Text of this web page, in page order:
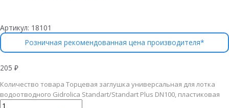
Артикул: 18101
Розничная рекомендованная цена производителя*
205 ₽
Количество товара Торцевая заглушка универсальная для лотка
водоотводного Gidrolica Standart/Standart Plus DN100, пластиковая